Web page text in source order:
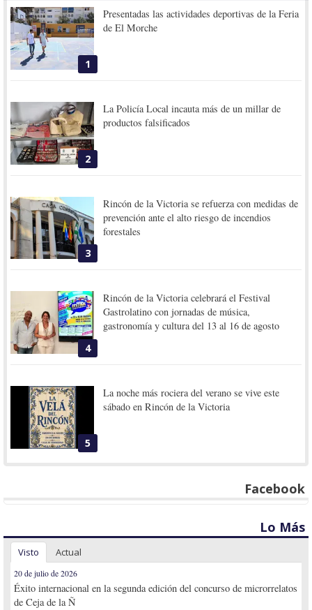
1
Presentadas las actividades deportivas de la Feria
de El Morche
2
La Policía Local incauta más de un millar de
productos falsificados
3
Rincón de la Victoria se refuerza con medidas de
prevención ante el alto riesgo de incendios
forestales
4
Rincón de la Victoria celebrará el Festival
Gastrolatino con jornadas de música,
gastronomía y cultura del 13 al 16 de agosto
5
La noche más rociera del verano se vive este
sábado en Rincón de la Victoria
Facebook
Lo Más
Visto Actual
20 de julio de 2026
Éxito internacional en la segunda edición del concurso de microrrelatos
de Ceja de la Ñ